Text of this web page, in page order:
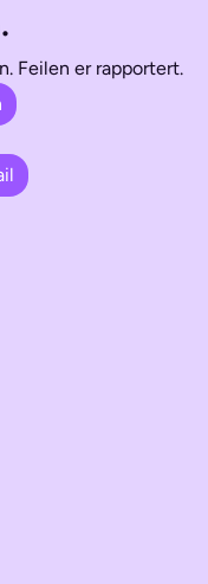
Feilen er rapportert.